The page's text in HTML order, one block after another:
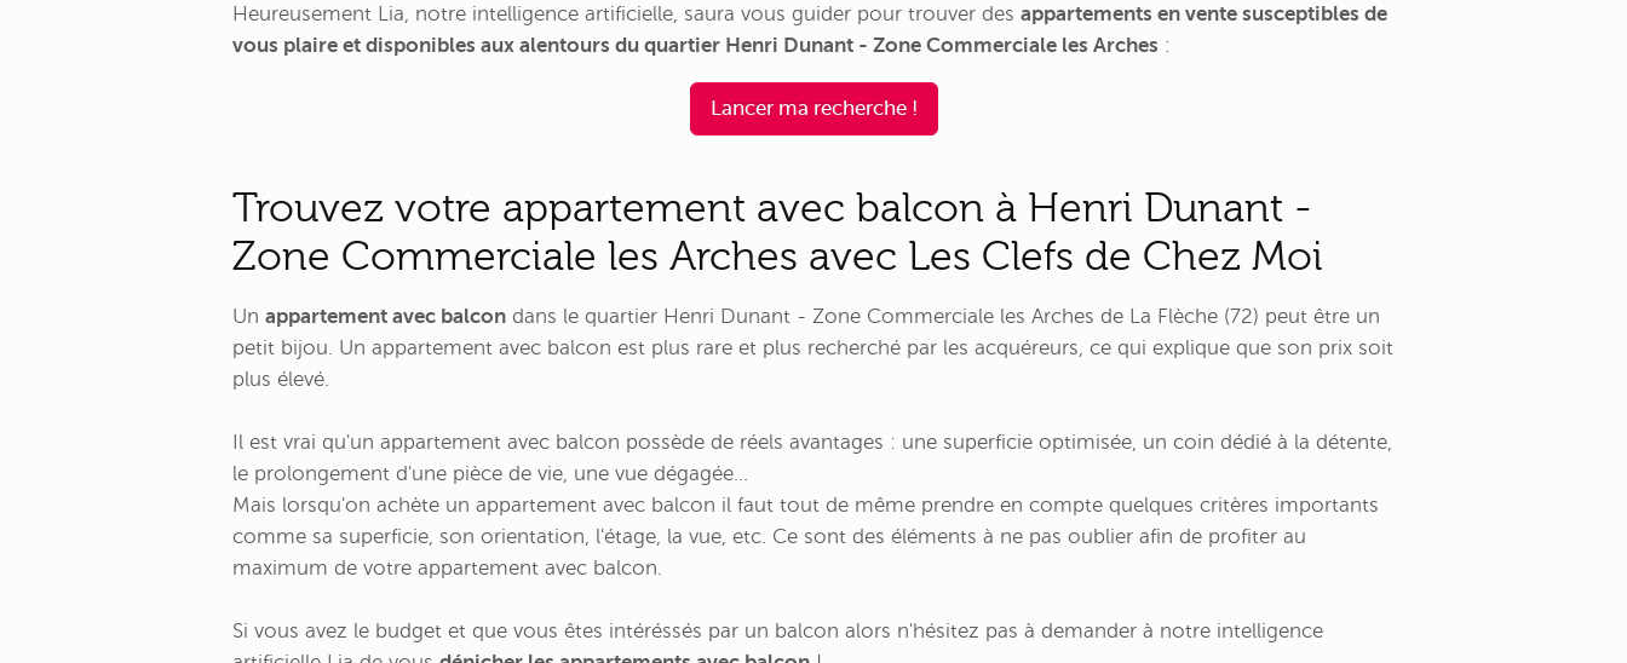
Heureusement Lia, notre intelligence artificielle, saura vous guider pour trouver des appartements en vente susceptibles de
vous plaire et disponibles aux alentours du quartier Henri Dunant - Zone Commerciale les Arches :
Lancer ma recherche !
Trouvez votre appartement avec balcon à Henri Dunant -
Zone Commerciale les Arches avec Les Clefs de Chez Moi
Un appartement avec balcon dans le quartier Henri Dunant - Zone Commerciale les Arches de La Flèche (72) peut être un
petit bijou. Un appartement avec balcon est plus rare et plus recherché par les acquéreurs, ce qui explique que son prix soit
plus élevé.
Il est vrai qu'un appartement avec balcon possède de réels avantages : une superficie optimisée, un coin dédié à la détente,
le prolongement d'une pièce de vie, une vue dégagée…
Mais lorsqu'on achète un appartement avec balcon il faut tout de même prendre en compte quelques critères importants
comme sa superficie, son orientation, l'étage, la vue, etc. Ce sont des éléments à ne pas oublier afin de profiter au
maximum de votre appartement avec balcon.
Si vous avez le budget et que vous êtes intéréssés par un balcon alors n'hésitez pas à demander à notre intelligence